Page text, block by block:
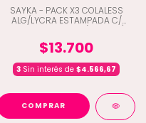
SAYKA - PACK X3 COLALESS
ALG/LYCRA ESTAMPADA C/
$13.700
3 Sin interés de $4.566,67
COMPRAR